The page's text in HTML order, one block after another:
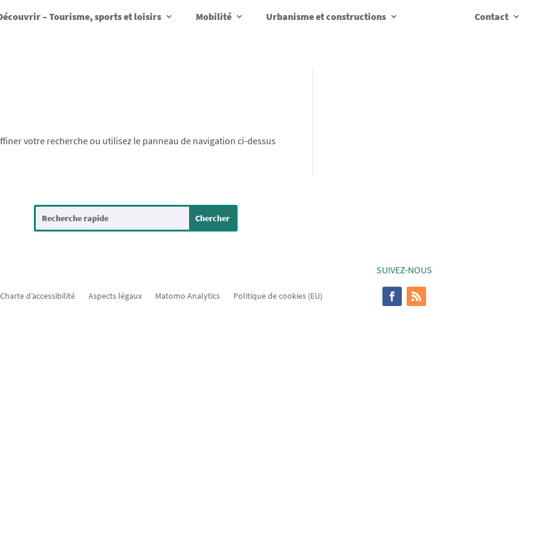
– Tourisme, sports et loisirs Mobilité Urbanisme et constructions Contact
votre recherche ou utilisez le panneau de navigation ci-dessus
Charte d’accessibilité Aspects légaux Matomo Analytics Politique de cookies (EU)
SUIVEZ-NOUS